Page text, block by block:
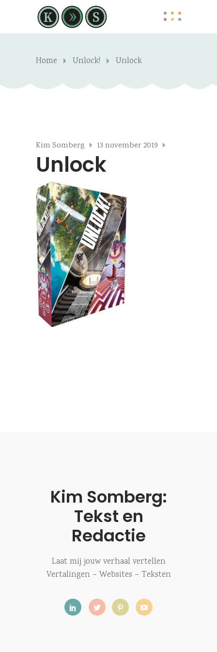
Home Unlock! Unlock
Kim Somberg 13 november 2019
Unlock
Kim Somberg:
Tekst en
Redactie
Laat mij jouw verhaal vertellen
Vertalingen – Websites – Teksten